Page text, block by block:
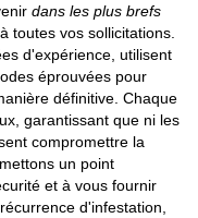
dans les plus brefs
toutes vos sollicitations.
d'expérience, utilisent
éprouvées pour
définitive. Chaque
garantissant que ni les
compromettre la
un point
et à vous fournir
d'infestation,